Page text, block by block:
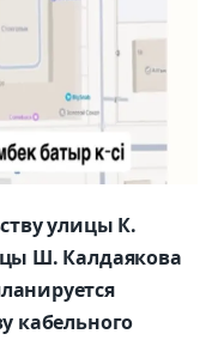
улицы К.
Ш. Калдаякова
кабельного